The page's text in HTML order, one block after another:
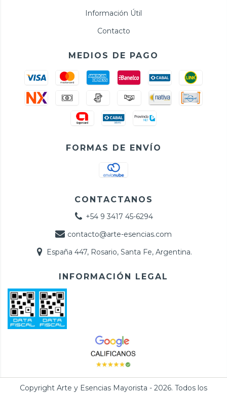
Información Útil
Contacto
MEDIOS DE PAGO
FORMAS DE ENVÍO
CONTACTANOS
+54 9 3417 45-6294
contacto@arte-esencias.com
España 447, Rosario, Santa Fe, Argentina.
INFORMACIÓN LEGAL
Copyright Arte y Esencias Mayorista - 2026. Todos los